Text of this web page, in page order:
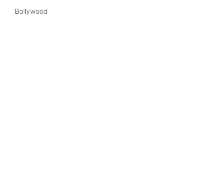
Posted
Bollywood